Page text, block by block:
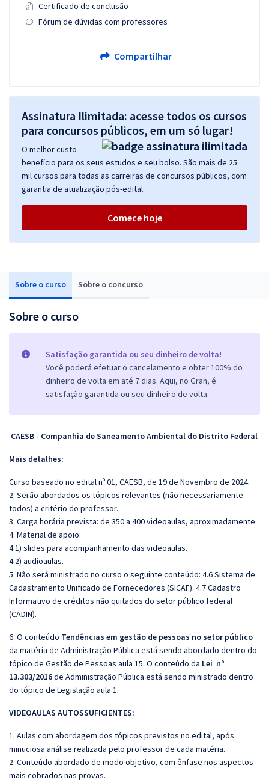
Sobre o curso Sobre o concurso
Sobre o curso
Satisfação garantida ou seu dinheiro de volta!
Você poderá efetuar o cancelamento e obter 100% do
dinheiro de volta em até 7 dias. Aqui, no Gran, é
satisfação garantida ou seu dinheiro de volta.
CAESB - Companhia de Saneamento Ambiental do Distrito Federal
Mais detalhes:
Curso baseado no edital nº 01, CAESB, de 19 de Novembro de 2024.
2. Serão abordados os tópicos relevantes (não necessariamente
todos) a critério do professor.
3. Carga horária prevista: de 350 a 400 videoaulas, aproximadamente.
4. Material de apoio:
4.1) slides para acompanhamento das videoaulas.
4.2) audioaulas.
5. Não será ministrado no curso o seguinte conteúdo: 4.6 Sistema de
Cadastramento Unificado de Fornecedores (SICAF). 4.7 Cadastro
Informativo de créditos não quitados do setor público federal
(CADIN).
6. O conteúdo Tendências em gestão de pessoas no setor público
da matéria de Administração Pública está sendo abordado dentro do
tópico de Gestão de Pessoas aula 15. O conteúdo da Lei nº
13.303/2016de Administração Pública está sendo ministrado dentro
do tópico de Legislação aula 1.
VIDEOAULAS AUTOSSUFICIENTES:
1. Aulas com abordagem dos tópicos previstos no edital, após
minuciosa análise realizada pelo professor de cada matéria.
2. Conteúdo abordado de modo objetivo, com ênfase nos aspectos
mais cobrados nas provas.
Certificado de conclusão
Fórum de dúvidas com professores
Compartilhar
Assinatura Ilimitada: acesse todos os cursos
para concursos públicos, em um só lugar!
O melhor custo
benefício para os seus estudos e seu bolso. São mais de 25
mil cursos para todas as carreiras de concursos públicos, com
garantia de atualização pós-edital.
Comece hoje